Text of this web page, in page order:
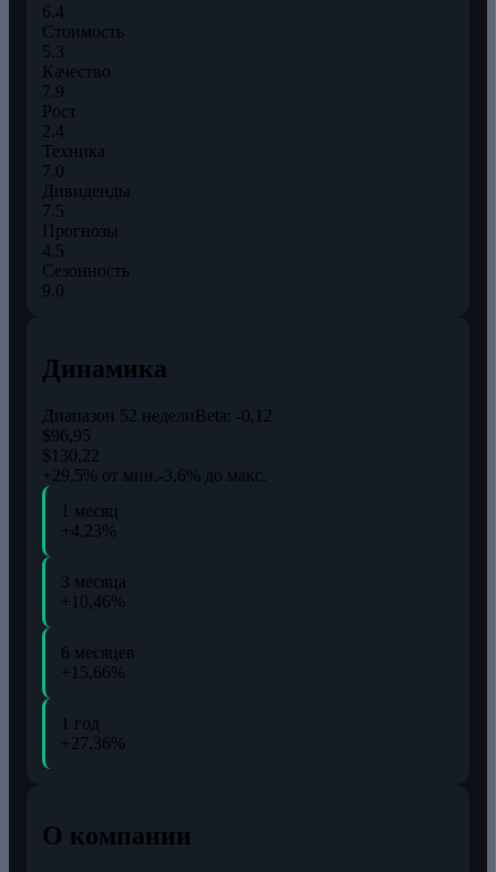
6.4
Стоимость
5.3
Качество
7.9
Рост
2.4
Техника
7.0
Дивиденды
7.5
Прогнозы
4.5
Сезонность
9.0
Динамика
Диапазон 52 неделиBeta: -0,12
$96,95
$130,22
+29,5% от мин.-3,6% до макс.
1 месяц
+4,23%
3 месяца
+10,46%
6 месяцев
+15,66%
1 год
+27,36%
О компании